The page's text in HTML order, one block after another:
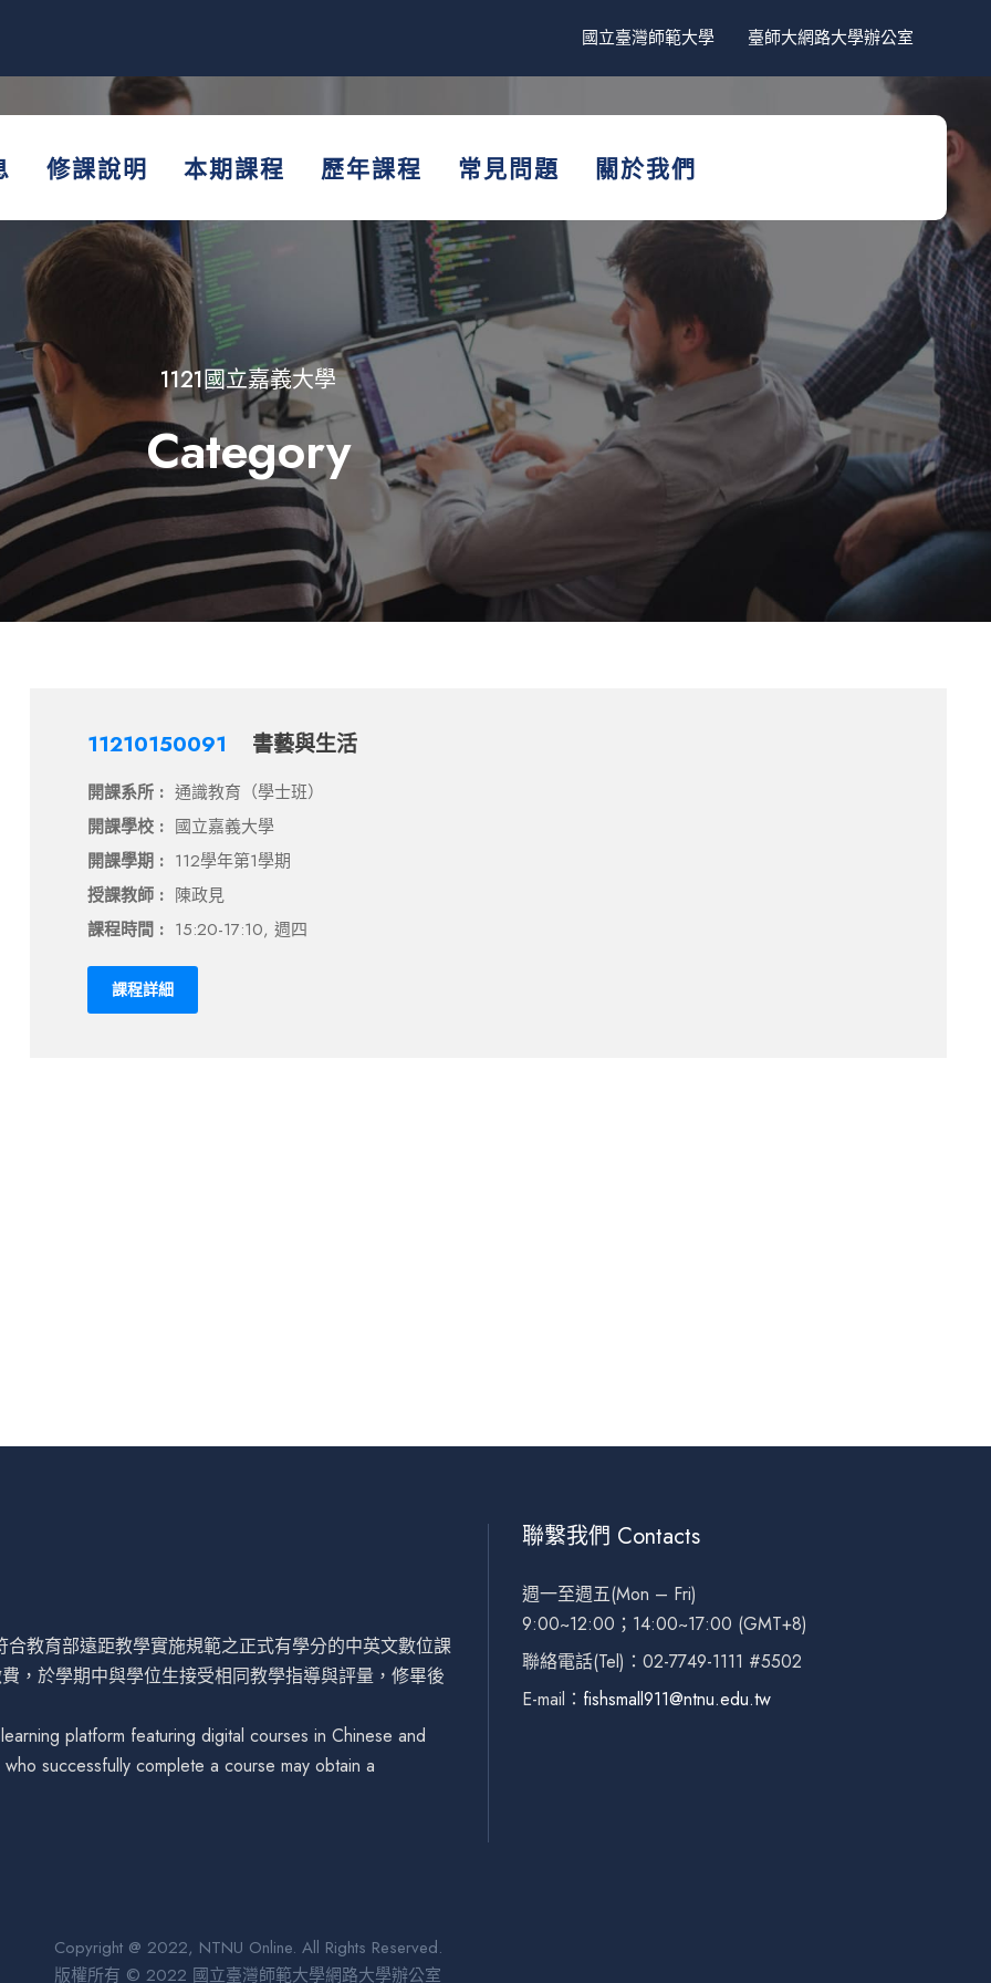
國立臺灣師範大學 臺師大網路大學辦公室
修課說明 本期課程 歷年課程 常見問題 關於我們
1121國立嘉義大學
Category
11210150091 書藝與生活
開課系所 : 通識教育（學士班）
開課學校 : 國立嘉義大學
開課學期 : 112學年第1學期
授課教師 : 陳政見
課程時間 : 15:20-17:10, 週四
課程詳細
教育部遠距教學實施規範之正式有學分的中英文數位課
，於學期中與學位生接受相同教學指導與評量，修畢後
platform featuring digital courses in Chinese and
successfully complete a course may obtain a
聯繫我們 Contacts
週一至週五(Mon – Fri)
9:00~12:00；14:00~17:00 (GMT+8)
聯絡電話(Tel)：02-7749-1111 #5502
E-mail： fishsmall911@ntnu.edu.tw
Copyright @ 2022, NTNU Online. All Rights Reserved.
版權所有 © 2022 國立臺灣師範大學網路大學辦公室